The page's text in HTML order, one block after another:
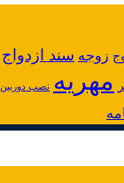
زوجه سند ازدواج
مهریه نصب دوربین